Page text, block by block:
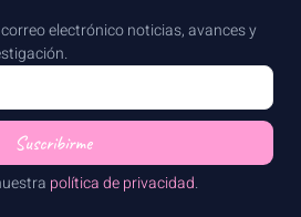
electrónico noticias, avances y
Suscribirme
política de privacidad.